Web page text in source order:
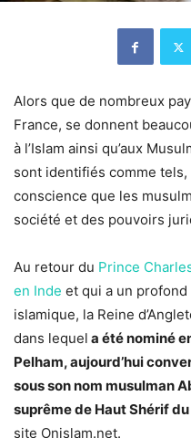
Alors que de nombreux
France, se donnent
à l’Islam ainsi qu’aux
sont identifiés comme
conscience que les
société et des pouvoirs
Au retour du Prince
en Inde et qui a un
islamique, la Reine
dans lequel a été nominé
Pelham, aujourd’hui
sous son nom musulman
suprême de Haut Shérif
site Onislam.net.